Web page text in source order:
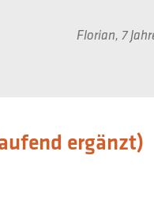
Florian, 7
ergänzt)